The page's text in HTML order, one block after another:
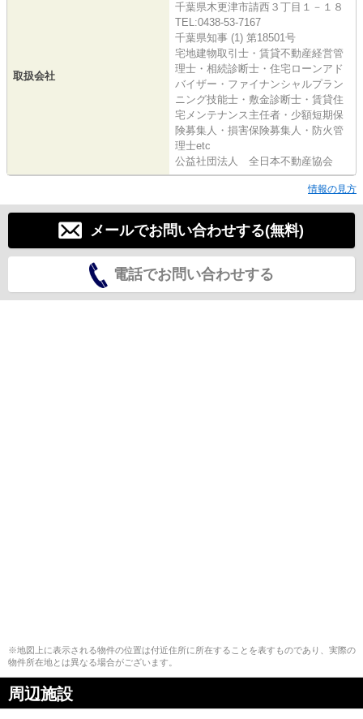
取扱会社
千葉県木更津市請西３丁目１－１８
TEL:0438-53-7167
千葉県知事 (1) 第18501号
宅地建物取引士・賃貸不動産経営管
理士・相続診断士・住宅ローンアド
バイザー・ファイナンシャルプラン
ニング技能士・敷金診断士・賃貸住
宅メンテナンス主任者・少額短期保
険募集人・損害保険募集人・防火管
理士etc
公益社団法人 全日本不動産協会
情報の見方
メールでお問い合わせする(無料)
電話でお問い合わせする
※地図上に表示される物件の位置は付近住所に所在することを表すものであり、実際の
物件所在地とは異なる場合がございます。
周辺施設